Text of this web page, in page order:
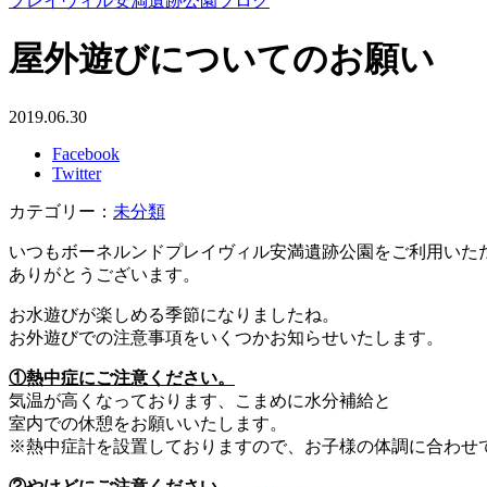
屋外遊びについてのお願い
2019.06.30
Facebook
Twitter
カテゴリー： 未分類
いつもボーネルンドプレイヴィル安満遺跡公園をご利用いた
ありがとうございます。
お水遊びが楽しめる季節になりましたね。
お外遊びでの注意事項をいくつかお知らせいたします。
①熱中症にご注意ください。
気温が高くなっております、こまめに水分補給と
室内での休憩をお願いいたします。
※熱中症計を設置しておりますので、お子様の体調に合わせ